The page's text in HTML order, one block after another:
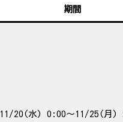
期間
11/20(水) 0:00～11/25(月)